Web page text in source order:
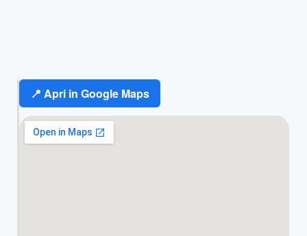
📍 Apri in Google Maps